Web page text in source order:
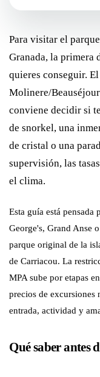
Para visitar el
Granada, la primera
quieres conseguir.
Molinere/
conviene decidir si
de snorkel, una
de cristal o una
supervisión, las
el clima.
Esta guía está pensada
George's, Grand Anse
parque original de la
de Carriacou. La
MPA sube por etapas
precios de
entrada, actividad y
Qué saber antes